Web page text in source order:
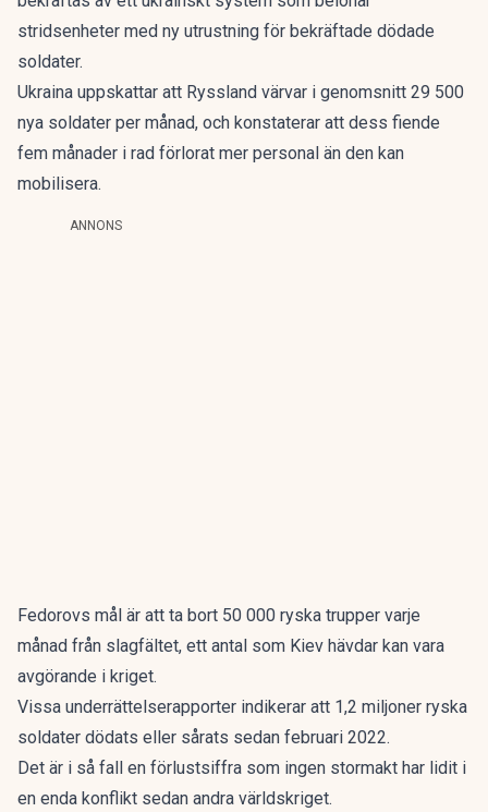
stridsenheter med ny utrustning för bekräftade dödade
soldater.
Ukraina uppskattar att Ryssland värvar i genomsnitt 29 500
nya soldater per månad, och konstaterar att dess fiende
fem månader i rad förlorat mer personal än den kan
mobilisera.
ANNONS
Fedorovs mål är att ta bort 50 000 ryska trupper varje
månad från slagfältet, ett antal som Kiev hävdar kan vara
avgörande i kriget.
Vissa underrättelserapporter indikerar att 1,2 miljoner ryska
soldater dödats eller sårats sedan februari 2022.
Det är i så fall en förlustsiffra som ingen stormakt har lidit i
en enda konflikt sedan andra världskriget.